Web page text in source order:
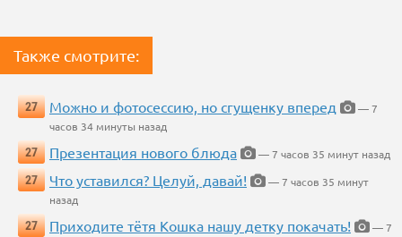
Также смотрите:
27 Можно и фотосессию, но сгущенку вперед
— 7
часов 34 минуты назад
27
Презентация нового блюда
— 7 часов 35 минут назад
27
Что уставился? Целуй, давай!
— 7 часов 35 минут
назад
27
Приходите тётя Кошка нашу детку покачать!
— 7